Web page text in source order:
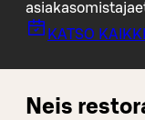
KATSO
Neis